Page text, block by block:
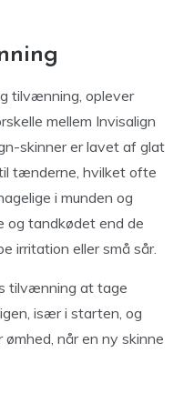
tilvænning, oplever
mellem Invisalign
skinner er lavet af glat
tænderne, hvilket ofte
i munden og
og tandkødet end de
irritation eller små sår.
tilvænning at tage
især i starten, og
når en ny skinne